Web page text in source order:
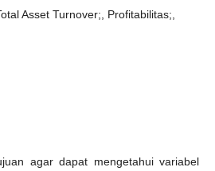
Asset Turnover;, Profitabilitas;,
agar dapat mengetahui variabel